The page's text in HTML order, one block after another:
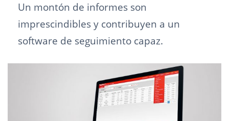
Un montón de informes son
imprescindibles y contribuyen a un
software de seguimiento capaz.